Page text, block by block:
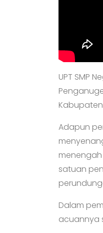
UPT SMP
Kabupaten
Adapun
satuan
Dalam
acuannya